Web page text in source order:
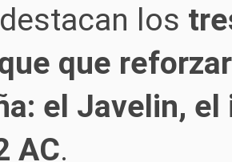
los
que
el Javelin,
AC.